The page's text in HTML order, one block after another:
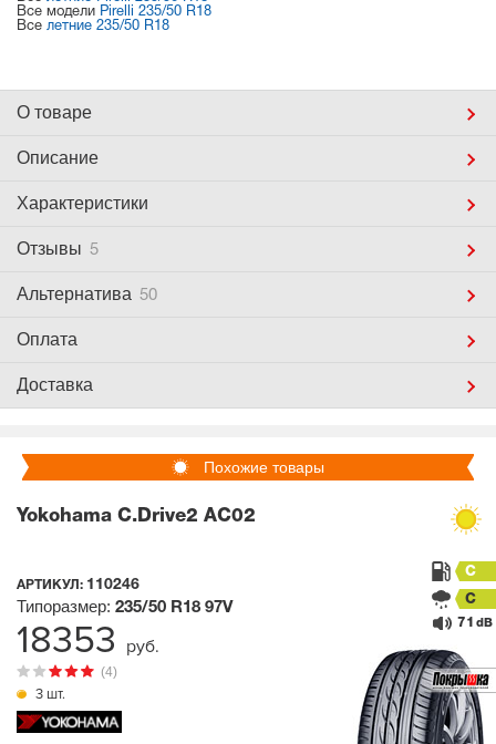
Все модели Pirelli 235/50 R18
Все летние 235/50 R18
О товаре
Описание
Характеристики
Отзывы 5
Альтернатива 50
Оплата
Доставка
Похожие товары
Yokohama C.Drive2 AC02
АРТИКУЛ: 110246
3 шт.
(4)
Типоразмер: 235/50 R18 97V
C
C
71 dB
18353 руб.